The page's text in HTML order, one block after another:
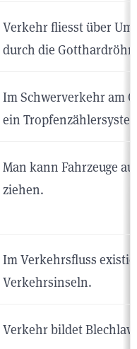
Verkehr fliesst über
durch die
Im Schwerverkehr am
ein
Man kann Fahrzeuge
ziehen.
Im Verkehrsfluss
Verkehrsinseln.
Verkehr bildet